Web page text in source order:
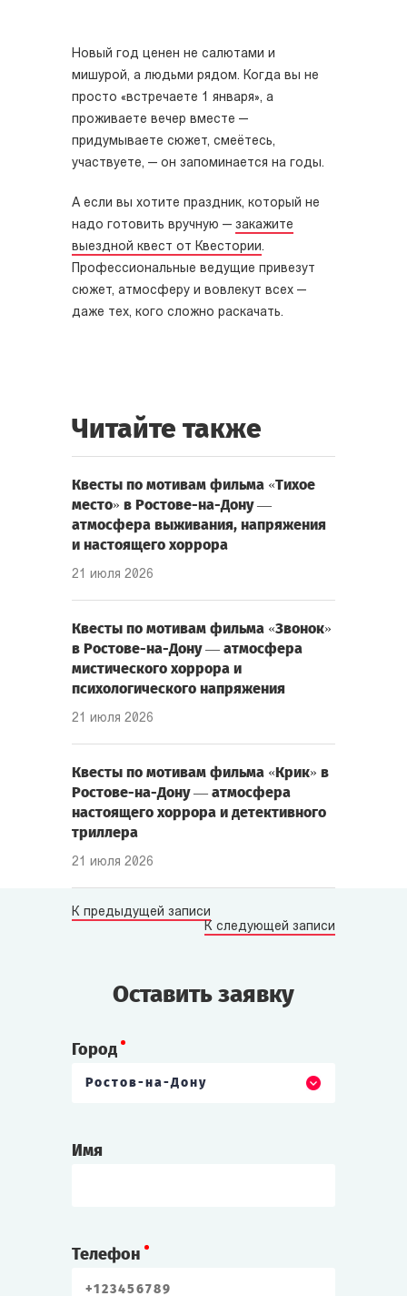
Новый год ценен не салютами и
мишурой, а людьми рядом. Когда вы не
просто «встречаете 1 января», а
проживаете вечер вместе —
придумываете сюжет, смеётесь,
участвуете, — он запоминается на годы.
А если вы хотите праздник, который не
надо готовить вручную — закажите
выездной квест от Квестории.
Профессиональные ведущие привезут
сюжет, атмосферу и вовлекут всех —
даже тех, кого сложно раскачать.
Читайте также
Квесты по мотивам фильма «Тихое
место» в Ростове-на-Дону —
атмосфера выживания, напряжения
и настоящего хоррора
21 июля 2026
Квесты по мотивам фильма «Звонок»
в Ростове-на-Дону — атмосфера
мистического хоррора и
психологического напряжения
21 июля 2026
Квесты по мотивам фильма «Крик» в
Ростове-на-Дону — атмосфера
настоящего хоррора и детективного
триллера
21 июля 2026
К предыдущей записи
К следующей записи
Оставить заявку
Город
Ростов-на-Дону
Имя
Телефон